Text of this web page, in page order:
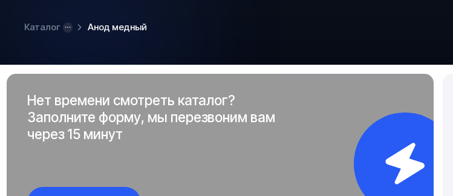
Каталог Анод медный
Нет времени смотреть каталог?
Заполните форму, мы перезвоним вам
через 15 минут